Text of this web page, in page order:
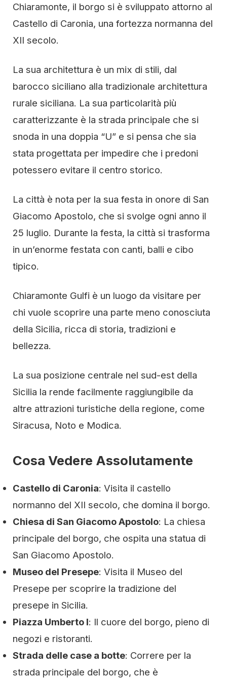
Chiaramonte, il borgo si è sviluppato attorno al
Castello di Caronia, una fortezza normanna del
XII secolo.
La sua architettura è un mix di stili, dal
barocco siciliano alla tradizionale architettura
rurale siciliana. La sua particolarità più
caratterizzante è la strada principale che si
snoda in una doppia “U” e si pensa che sia
stata progettata per impedire che i predoni
potessero evitare il centro storico.
La città è nota per la sua festa in onore di San
Giacomo Apostolo, che si svolge ogni anno il
25 luglio. Durante la festa, la città si trasforma
in un’enorme festata con canti, balli e cibo
tipico.
Chiaramonte Gulfi è un luogo da visitare per
chi vuole scoprire una parte meno conosciuta
della Sicilia, ricca di storia, tradizioni e
bellezza.
La sua posizione centrale nel sud-est della
Sicilia la rende facilmente raggiungibile da
altre attrazioni turistiche della regione, come
Siracusa, Noto e Modica.
Cosa Vedere Assolutamente
Castello di Caronia: Visita il castello
normanno del XII secolo, che domina il borgo.
Chiesa di San Giacomo Apostolo: La chiesa
principale del borgo, che ospita una statua di
San Giacomo Apostolo.
Museo del Presepe: Visita il Museo del
Presepe per scoprire la tradizione del
presepe in Sicilia.
Piazza Umberto I: Il cuore del borgo, pieno di
negozi e ristoranti.
Strada delle case a botte: Correre per la
strada principale del borgo, che è